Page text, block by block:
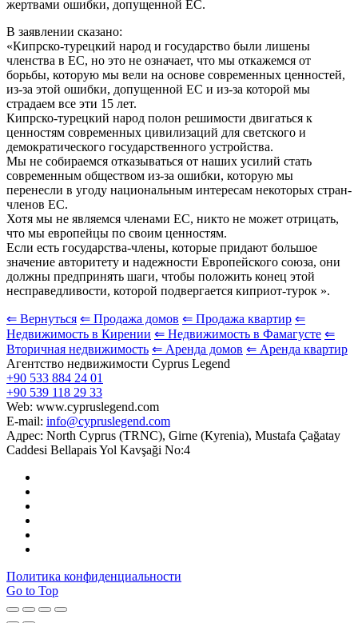
жертвами ошибки, допущенной ЕС.
В заявлении сказано:
«Кипрско-турецкий народ и государство были лишены
членства в ЕС, но это не означает, что мы откажемся от
борьбы, которую мы вели на основе современных ценностей,
из-за этой ошибки, допущенной ЕС и из-за которой мы
страдаем все эти 15 лет.
Кипрско-турецкий народ полон решимости двигаться к
ценностям современных цивилизаций для светского и
демократического государственного устройства.
Мы не собираемся отказываться от наших усилий стать
современным обществом из-за ошибки, которую мы
перенесли в угоду национальным интересам некоторых стран-
членов ЕС.
Хотя мы не являемся членами ЕС, никто не может отрицать,
что мы европейцы по своим ценностям.
Если есть государства-члены, которые придают большое
значение авторитету и надежности Европейского союза, они
должны предпринять шаги, чтобы положить конец этой
несправедливости, которой подвергается киприот-турок ».
⇐ Вернуться ⇐ Продажа домов ⇐ Продажа квартир ⇐
Недвижимость в Кирении ⇐ Недвижимость в Фамагусте ⇐
Вторичная недвижимость ⇐ Аренда домов ⇐ Аренда квартир
Агентство недвижимости Cyprus Legend
+90 533 884 24 01
+90 539 118 29 33
Web: www.cypruslegend.com
E-mail: info@cypruslegend.com
Адрес: North Cyprus (ТRNC), Girne (Кyrenia), Mustafa Çağatay
Caddesi Bellapais Yol Kavşaği No:4
Политика конфиденциальности
Go to Top